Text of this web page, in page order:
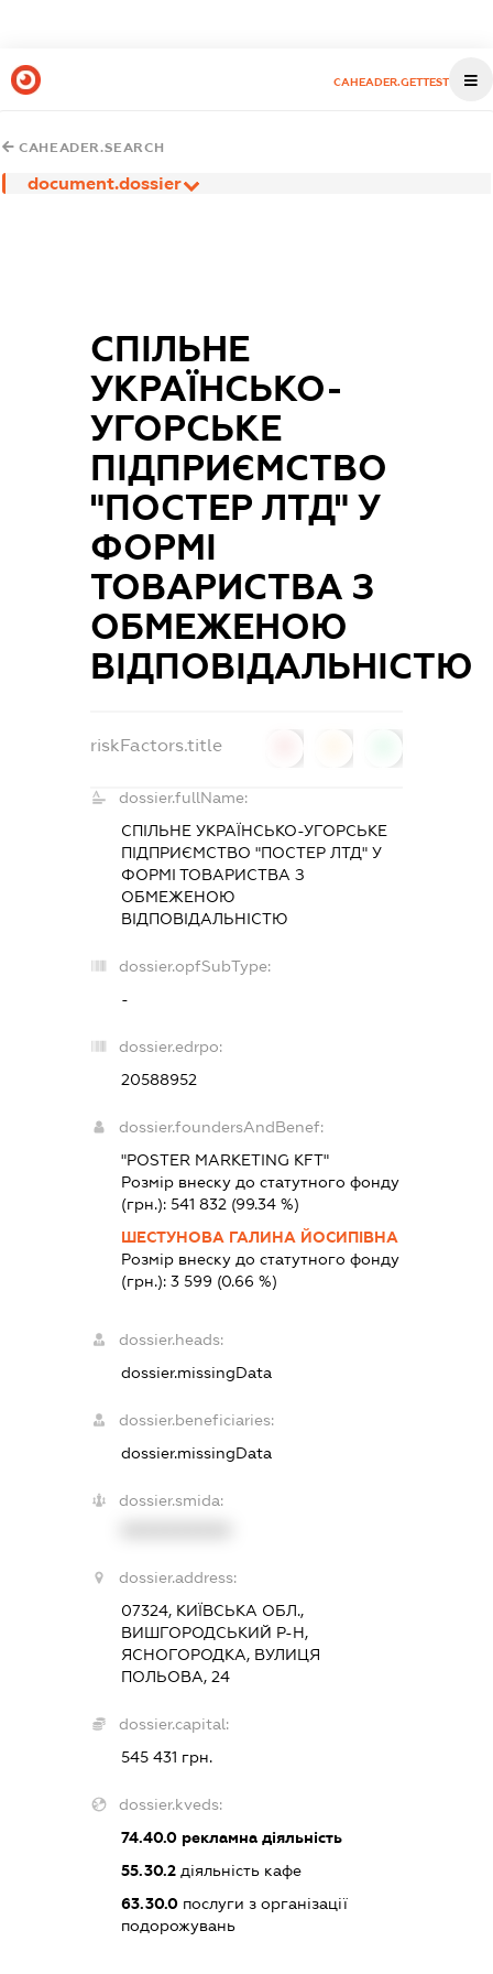
CAHEADER.GETTEST
CAHEADER.SEARCH
document.dossier
СПІЛЬНЕ
УКРАЇНСЬКО-
УГОРСЬКЕ
ПІДПРИЄМСТВО
"ПОСТЕР ЛТД" У
ФОРМІ
ТОВАРИСТВА З
ОБМЕЖЕНОЮ
ВІДПОВІДАЛЬНІСТЮ
riskFactors.title
dossier.fullName:
СПІЛЬНЕ УКРАЇНСЬКО-УГОРСЬКЕ
ПІДПРИЄМСТВО "ПОСТЕР ЛТД" У
ФОРМІ ТОВАРИСТВА З
ОБМЕЖЕНОЮ
ВІДПОВІДАЛЬНІСТЮ
dossier.opfSubType:
-
dossier.edrpo:
20588952
dossier.foundersAndBenef:
"POSTER MARKETING KFT"
Розмір внеску до статутного фонду
(грн.): 541 832 (99.34 %)
ШЕСТУНОВА ГАЛИНА ЙОСИПІВНА
Розмір внеску до статутного фонду
(грн.): 3 599 (0.66 %)
dossier.heads:
dossier.missingData
dossier.beneficiaries:
dossier.missingData
dossier.smida:
dossier.address:
07324, КИЇВСЬКА ОБЛ.,
ВИШГОРОДСЬКИЙ Р-Н,
ЯСНОГОРОДКА, ВУЛИЦЯ
ПОЛЬОВА, 24
dossier.capital:
545 431 грн.
dossier.kveds:
74.40.0рекламна діяльність
55.30.2діяльність кафе
63.30.0послуги з організації
подорожувань